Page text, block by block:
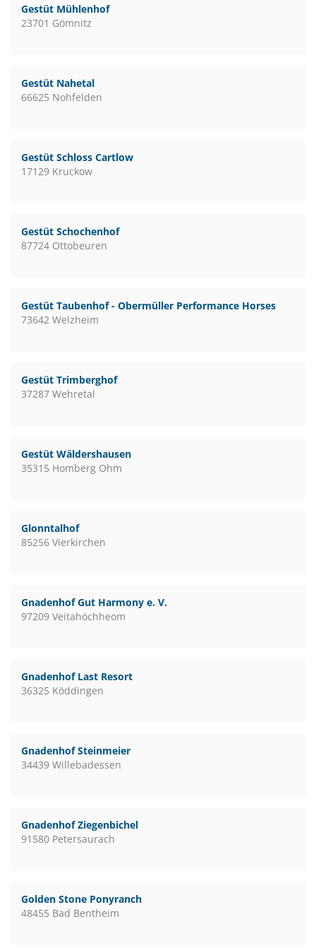
Gestüt Mühlenhof
23701 Gömnitz
Gestüt Nahetal
66625 Nohfelden
Gestüt Schloss Cartlow
17129 Kruckow
Gestüt Schochenhof
87724 Ottobeuren
Gestüt Taubenhof - Obermüller Performance Horses
73642 Welzheim
Gestüt Trimberghof
37287 Wehretal
Gestüt Wäldershausen
35315 Homberg Ohm
Glonntalhof
85256 Vierkirchen
Gnadenhof Gut Harmony e. V.
97209 Veitahöchheom
Gnadenhof Last Resort
36325 Köddingen
Gnadenhof Steinmeier
34439 Willebadessen
Gnadenhof Ziegenbichel
91580 Petersaurach
Golden Stone Ponyranch
48455 Bad Bentheim